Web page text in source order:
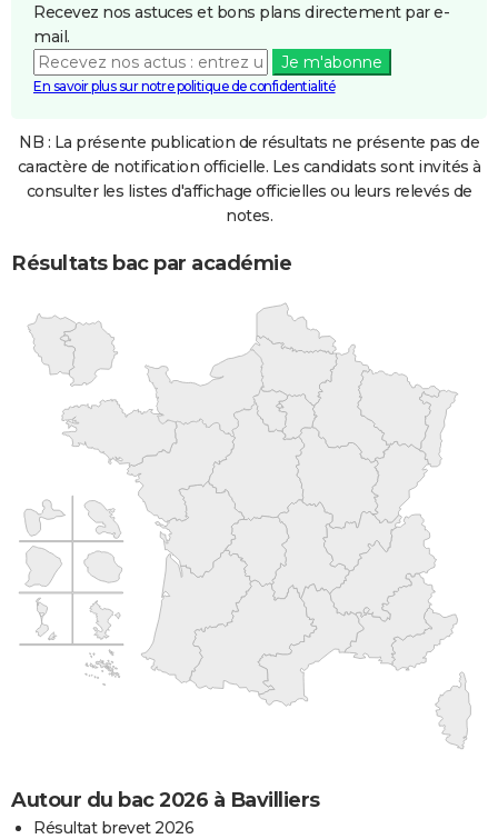
Recevez nos astuces et bons plans directement par e-
mail.
Je m'abonne
En savoir plus sur notre politique de confidentialité
NB : La présente publication de résultats ne présente pas de
caractère de notification officielle. Les candidats sont invités à
consulter les listes d'affichage officielles ou leurs relevés de
notes.
Résultats bac par académie
Autour du bac 2026 à Bavilliers
Résultat brevet 2026